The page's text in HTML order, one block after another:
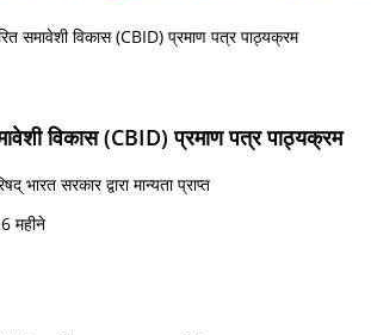
समावेशी विकास (CBID) प्रमाण पत्र पाठ्यक्रम
विकास (CBID) प्रमाण पत्र पाठ्यक्रम
भारत सरकार द्वारा मान्यता प्राप्त
6 महीने